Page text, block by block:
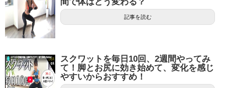
記事を読む
スクワットを毎日10回、2週間やってみ
て！脚とお尻に効き始めて、変化を感じ
やすいからおすすめ！